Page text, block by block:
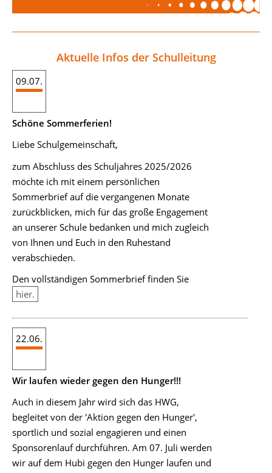
Aktuelle Infos der Schulleitung
09.07.
Schöne Sommerferien!
Liebe Schulgemeinschaft,
zum Abschluss des Schuljahres 2025/2026
möchte ich mit einem persönlichen
Sommerbrief auf die vergangenen Monate
zurückblicken, mich für das große Engagement
an unserer Schule bedanken und mich zugleich
von Ihnen und Euch in den Ruhestand
verabschieden.
Den vollständigen Sommerbrief finden Sie
hier.
22.06.
Wir laufen wieder gegen den Hunger!!!
Auch in diesem Jahr wird sich das HWG,
begleitet von der 'Aktion gegen den Hunger',
sportlich und sozial engagieren und einen
Sponsorenlauf durchführen. Am 07. Juli werden
wir auf dem Hubi gegen den Hunger laufen und